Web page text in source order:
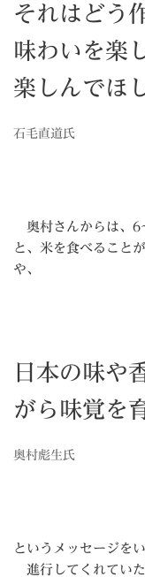
それはどう
味わいを楽
楽しんでほ
石毛直道氏
奥村さんからは、
と、米を食べること
や、
日本の味や
がら味覚を
奥村彪生氏
というメッセージを
進行してくれてい